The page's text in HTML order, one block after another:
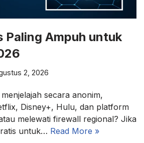
Paling Ampuh untuk
2, 2026
secara anonim,
Disney+, Hulu, dan platform
melewati firewall regional? Jika
untuk… Read More »